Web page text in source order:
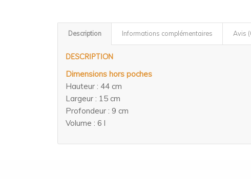
Description Informations complémentaires Avis
DESCRIPTION
Dimensions hors poches
Hauteur : 44 cm
Largeur : 15 cm
Profondeur : 9 cm
Volume : 6 l